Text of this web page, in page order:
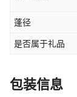
蓬径
是否属于礼品
包装信息